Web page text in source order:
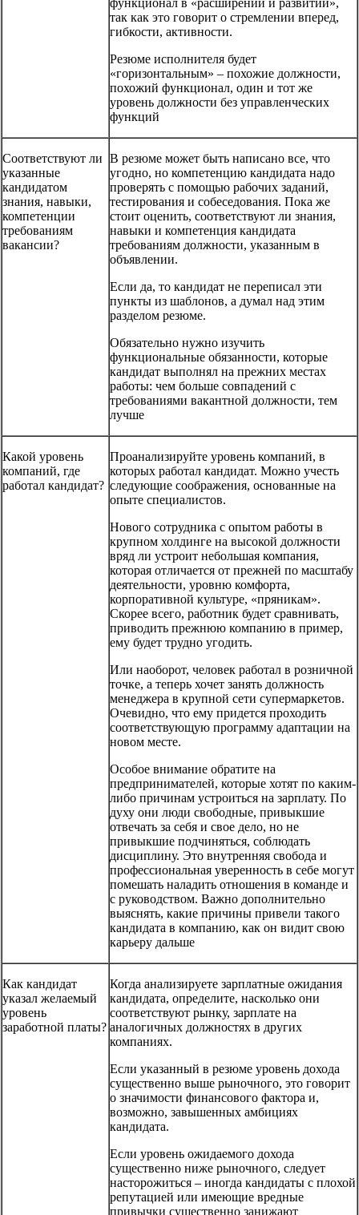
так как это говорит о стремлении вперед,
гибкости, активности.
Резюме исполнителя будет
«горизонтальным» – похожие должности,
похожий функционал, один и тот же
уровень должности без управленческих
функций
Соответствуют ли
указанные
кандидатом
знания, навыки,
компетенции
требованиям
вакансии?
В резюме может быть написано все, что
угодно, но компетенцию кандидата надо
проверять с помощью рабочих заданий,
тестирования и собеседования. Пока же
стоит оценить, соответствуют ли знания,
навыки и компетенция кандидата
требованиям должности, указанным в
объявлении.
Если да, то кандидат не переписал эти
пункты из шаблонов, а думал над этим
разделом резюме.
Обязательно нужно изучить
функциональные обязанности, которые
кандидат выполнял на прежних местах
работы: чем больше совпадений с
требованиями вакантной должности, тем
лучше
Какой уровень
компаний, где
работал кандидат?
Проанализируйте уровень компаний, в
которых работал кандидат. Можно учесть
следующие соображения, основанные на
опыте специалистов.
Нового сотрудника с опытом работы в
крупном холдинге на высокой должности
вряд ли устроит небольшая компания,
которая отличается от прежней по масштабу
деятельности, уровню комфорта,
корпоративной культуре, «пряникам».
Скорее всего, работник будет сравнивать,
приводить прежнюю компанию в пример,
ему будет трудно угодить.
Или наоборот, человек работал в розничной
точке, а теперь хочет занять должность
менеджера в крупной сети супермаркетов.
Очевидно, что ему придется проходить
соответствующую программу адаптации на
новом месте.
Особое внимание обратите на
предпринимателей, которые хотят по каким-
либо причинам устроиться на зарплату. По
духу они люди свободные, привыкшие
отвечать за себя и свое дело, но не
привыкшие подчиняться, соблюдать
дисциплину. Это внутренняя свобода и
профессиональная уверенность в себе могут
помешать наладить отношения в команде и
с руководством. Важно дополнительно
выяснять, какие причины привели такого
кандидата в компанию, как он видит свою
карьеру дальше
Как кандидат
указал желаемый
уровень
заработной платы?
Когда анализируете зарплатные ожидания
кандидата, определите, насколько они
соответствуют рынку, зарплате на
аналогичных должностях в других
компаниях.
Если указанный в резюме уровень дохода
существенно выше рыночного, это говорит
о значимости финансового фактора и,
возможно, завышенных амбициях
кандидата.
Если уровень ожидаемого дохода
существенно ниже рыночного, следует
насторожиться – иногда кандидаты с плохой
репутацией или имеющие вредные
привычки существенно занижают